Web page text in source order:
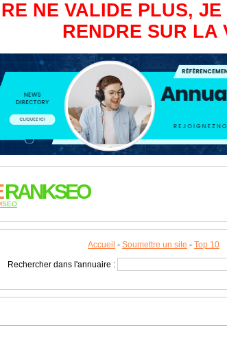
NE VALIDE PLUS,
RENDRE SUR LA
RANKSEO
SEO
Accueil - Soumettre un site - Top 10
Rechercher dans l'annuaire :